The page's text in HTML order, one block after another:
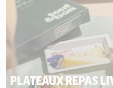
PLATEAUX REPAS